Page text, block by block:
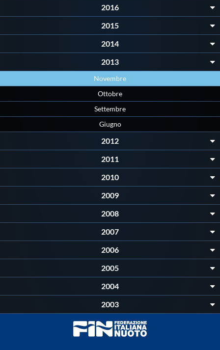
Scuole Nuoto
Propaganda
Qualità
Cookie Policy
2016
2015
2014
2013
Novembre
Ottobre
Settembre
Giugno
2012
2011
2010
2009
2008
2007
2006
2005
2004
2003